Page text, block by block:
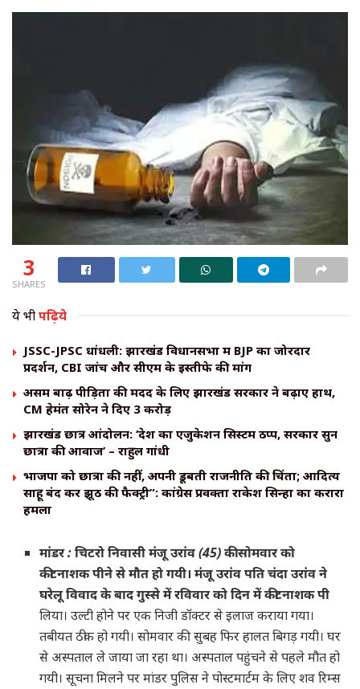
3
SHARES
ये भीपढ़िये
JSSC-JPSC धांधली: झारखंड विधानसभा में BJP का जोरदार
प्रदर्शन, CBI जांच और सीएम के इस्तीफे की मांग
असम बाढ़ पीड़ितों की मदद के लिए झारखंड सरकार ने बढ़ाए हाथ,
CM हेमंत सोरेन ने दिए ₹3 करोड़
झारखंड छात्र आंदोलन: ‘देश का एजुकेशन सिस्टम ठप्प, सरकारें सुनें
छात्रों की आवाज’ – राहुल गांधी
भाजपा को छात्रों की नहीं, अपनी डूबती राजनीति की चिंता; आदित्य
साहू बंद करें झूठ की फैक्ट्री”: कांग्रेस प्रवक्ता राकेश सिन्हा का करारा
हमला
मांडर : चिटरो निवासी मंजू उरांव (45) की सोमवार को
कीटनाशक पीने से मौत हो गयी। मंजू उरांव पति चंदा उरांव ने
घरेलू विवाद के बाद गुस्से में रविवार को दिन में कीटनाशक पी
लिया। उल्टी होने पर एक निजी डॉक्टर से इलाज कराया गया।
तबीयत ठीक हो गयी। सोमवार की सुबह फिर हालत बिगड़ गयी। घर
से अस्पताल ले जाया जा रहा था। अस्पताल पहुंचने से पहले मौत हो
गयी। सूचना मिलने पर मांडर पुलिस ने पोस्टमार्टम के लिए शव रिम्स